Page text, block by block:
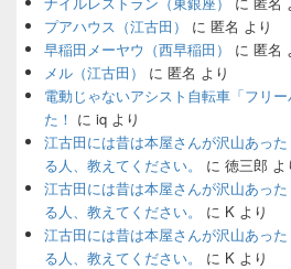
プアハウス（江古田）
に 匿名 より
早稲田メーヤウ（西早稲田）
に 匿名
メル（江古田）
に 匿名 より
電動じゃないアシスト自転車「フリ
た！ に iq より
江古田には昔は本屋さんが沢山あっ
る人、教えてください。
に 徳三郎 よ
江古田には昔は本屋さんが沢山あっ
る人、教えてください。
に K より
江古田には昔は本屋さんが沢山あっ
る人、教えてください。
に K より